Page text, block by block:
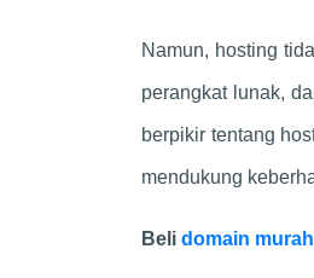
Namun, hosting
perangkat lunak,
berpikir tentang
mendukung
Beli domain murah